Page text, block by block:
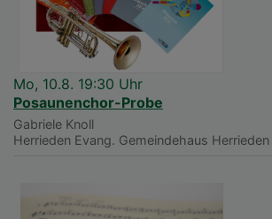
Mo, 10.8. 19:30 Uhr
Posaunenchor-Probe
Gabriele Knoll
Herrieden Evang. Gemeindehaus